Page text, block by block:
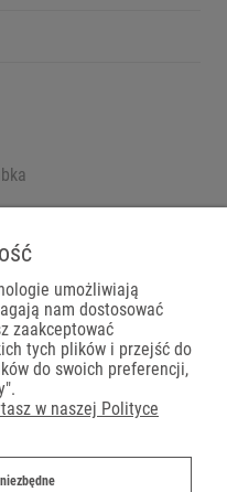
umożliwiają
nam dostosować
zaakceptować
tych plików i przejść do
do swoich preferencji,
w naszej Polityce